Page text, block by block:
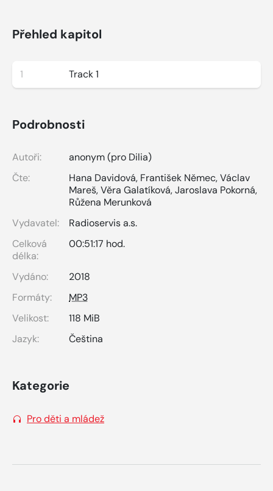
Přehled kapitol
1 Track 1
Podrobnosti
Autoři:
anonym (pro Dilia)
Čte:
Hana Davidová, František Němec,Václav
Mareš,Věra Galatíková,Jaroslava Pokorná,
Růžena Merunková
Vydavatel:
Radioservis a.s.
Celková
délka:
00:51:17 hod.
Vydáno:
2018
Formáty:
MP3
Velikost:
118 MiB
Jazyk:
Čeština
Kategorie
Pro děti a mládež